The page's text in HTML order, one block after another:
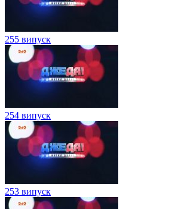
255 випуск
254 випуск
253 випуск